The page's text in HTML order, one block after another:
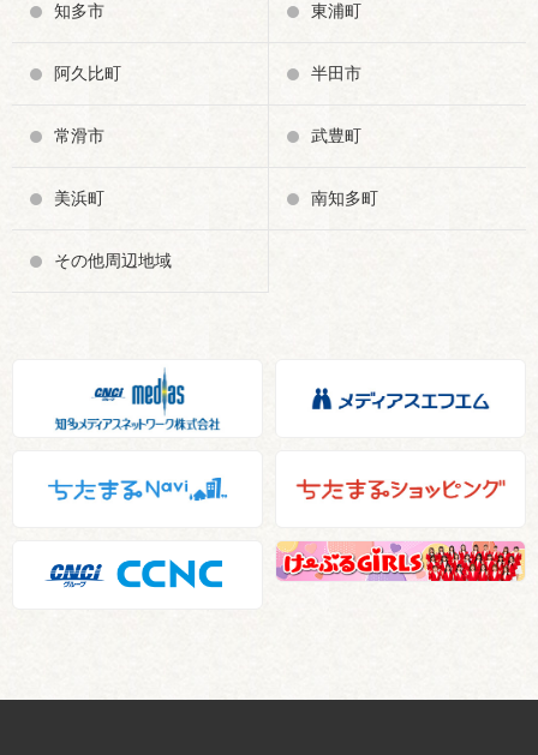
知多市 東浦町
阿久比町 半田市
常滑市 武豊町
美浜町 南知多町
その他周辺地域